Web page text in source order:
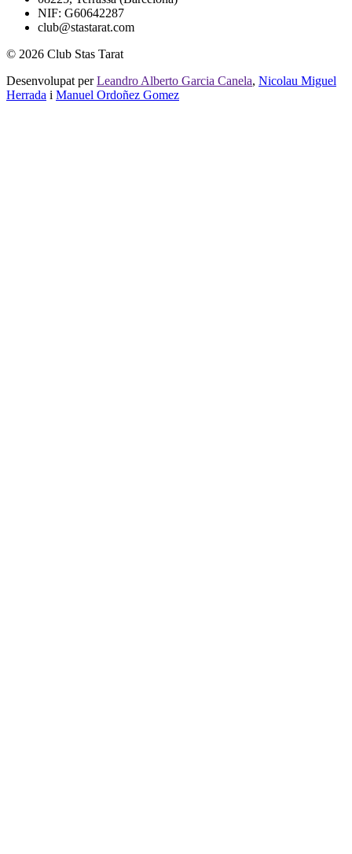
NIF: G60642287
club@stastarat.com
© 2026 Club Stas Tarat
Desenvolupat perLeandro Alberto Garcia Canela, Nicolau Miguel
Herrada i Manuel Ordoñez Gomez